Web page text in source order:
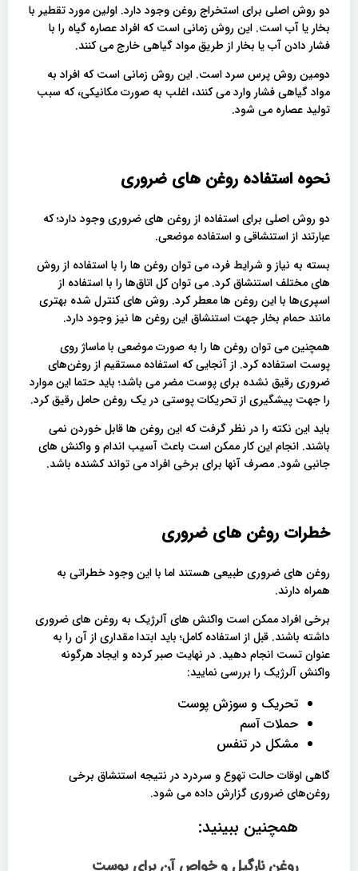
دو روش اصلی برای استخراج روغن وجود دارد. اولین مورد تقطیر با
بخار یا آب است. این روش زمانی است که افراد عصاره گیاه را با
فشار دادن آب یا بخار از طریق مواد گیاهی خارج می کنند.
دومین روش پرس سرد است. این روش زمانی است که افراد به
مواد گیاهی فشار وارد می کنند، اغلب به صورت مکانیکی، که سبب
تولید عصاره می شود.
نحوه استفاده روغن های ضروری
دو روش اصلی برای استفاده از روغن های ضروری وجود دارد؛ که
عبارتند از استنشاقی و استفاده موضعی.
بسته به نیاز و شرایط فرد، می توان روغن ها را با استفاده از روش
های مختلف استنشاق کرد. می توان کل اتاق‌ها را با استفاده از
اسپری‌ها با این روغن ها معطر کرد. روش های کنترل شده بهتری
مانند حمام بخار جهت استنشاق این روغن ها نیز وجود دارد.
همچنین می توان روغن ها را به صورت موضعی با ماساژ روی
پوست استفاده کرد. از آنجایی که استفاده مستقیم از روغن‌های
ضروری رقیق‌ نشده برای پوست مضر می باشد؛ باید حتما این موارد
را جهت پیشگیری از تحریکات پوستی در یک روغن حامل رقیق کرد.
باید این نکته را در نظر گرفت که این روغن ها قابل خوردن نمی
باشند. انجام این کار ممکن است باعث آسیب اندام و واکنش های
جانبی شود. مصرف آنها برای برخی افراد می تواند کشنده باشد.
خطرات روغن های ضروری
روغن های ضروری طبیعی هستند اما با این وجود خطراتی به
همراه دارند.
برخی افراد ممکن است واکنش های آلرژیک به روغن های ضروری
داشته باشند. قبل از استفاده کامل؛ باید ابتدا مقداری از آن را به
عنوان تست انجام دهید. در نهایت صبر کرده و ایجاد هرگونه
واکنش آلرژیک را بررسی نمایید:
تحریک و سوزش پوست
حملات آسم
مشکل در تنفس
گاهی اوقات حالت تهوع و سردرد در نتیجه استنشاق برخی
روغن‌های ضروری گزارش داده می شود.
همچنین ببینید: